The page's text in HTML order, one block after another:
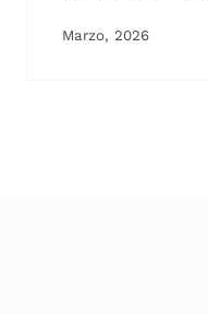
Marzo, 2026